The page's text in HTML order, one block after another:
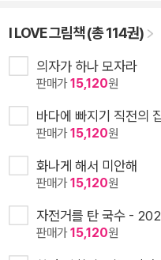
I LOVE 그림책 (총 114권)
의자가 하나 모자라
판매가15,120원
바다에 빠지기 직전의
판매가15,120원
화나게 해서 미안해
판매가15,120원
자전거를 탄 국수 -
판매가15,120원